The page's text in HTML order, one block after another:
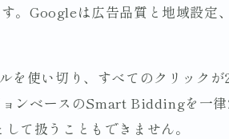
。Googleは広告品質と地域設定
を使い切り、すべてのクリック
ンベースのSmart Biddingを一
て扱うこともできません。